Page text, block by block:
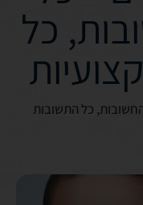
כל
כל התשובות